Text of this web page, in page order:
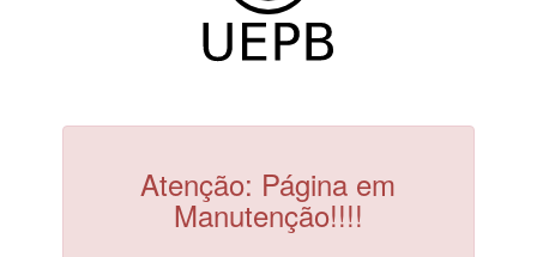
Atenção: Página em
Manutenção!!!!